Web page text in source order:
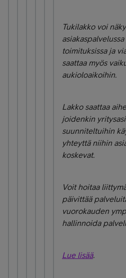
Tukilakko voi
toimituksissa ja
saattaa myös
aukioloaikoihin.
Lakko saattaa
joidenkin
suunniteltuihin
yhteyttä niihin
koskevat.
Voit hoitaa
päivittää
vuorokauden
hallinnoida
Lue lisää.